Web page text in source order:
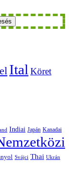
Ital Köret
Indiai Japán Kanadai
Svájci Thai Ukrán